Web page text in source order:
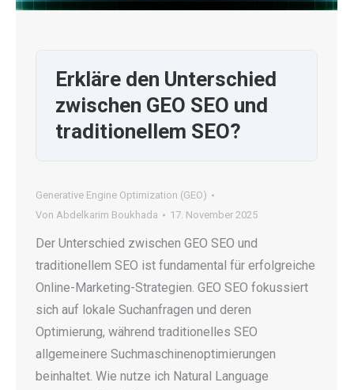
Erkläre den Unterschied
zwischen GEO SEO und
traditionellem SEO?
Generative Engine Optimization (GEO)
Von Abdelkarim Boukhada 17. November 2025
Der Unterschied zwischen GEO SEO und
traditionellem SEO ist fundamental für erfolgreiche
Online-Marketing-Strategien. GEO SEO fokussiert
sich auf lokale Suchanfragen und deren
Optimierung, während traditionelles SEO
allgemeinere Suchmaschinenoptimierungen
beinhaltet. Wie nutze ich Natural Language